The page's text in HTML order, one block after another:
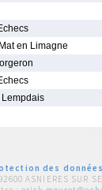
en Limagne
Lempdais
des données
ASNIERES SUR